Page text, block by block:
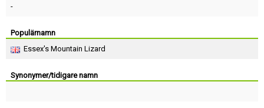
-
Populärnamn
Essex's Mountain Lizard
Synonymer/tidigare namn